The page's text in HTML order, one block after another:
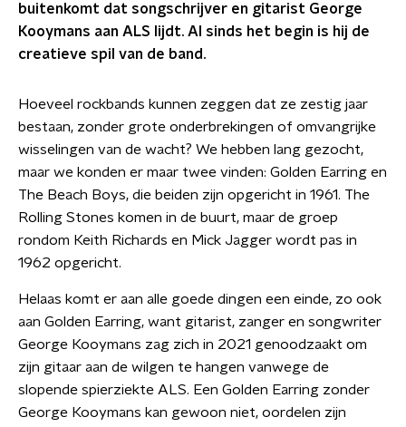
buitenkomt dat songschrijver en gitarist George
Kooymans aan ALS lijdt. Al sinds het begin is hij de
creatieve spil van de band.
Hoeveel rockbands kunnen zeggen dat ze zestig jaar
bestaan, zonder grote onderbrekingen of omvangrijke
wisselingen van de wacht? We hebben lang gezocht,
maar we konden er maar twee vinden: Golden Earring en
The Beach Boys, die beiden zijn opgericht in 1961. The
Rolling Stones komen in de buurt, maar de groep
rondom Keith Richards en Mick Jagger wordt pas in
1962 opgericht.
Helaas komt er aan alle goede dingen een einde, zo ook
aan Golden Earring, want gitarist, zanger en songwriter
George Kooymans zag zich in 2021 genoodzaakt om
zijn gitaar aan de wilgen te hangen vanwege de
slopende spierziekte ALS. Een Golden Earring zonder
George Kooymans kan gewoon niet, oordelen zijn